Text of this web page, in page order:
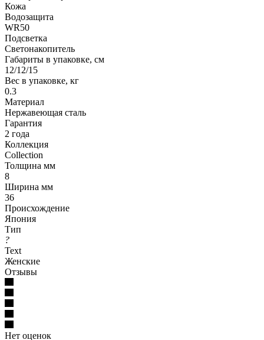
Кожа
Водозащита
WR50
Подсветка
Светонакопитель
Габариты в упаковке, см
12/12/15
Вес в упаковке, кг
0.3
Материал
Нержавеющая сталь
Гарантия
2 года
Коллекция
Collection
Толщина мм
8
Ширина мм
36
Происхождение
Япония
Тип
?
Text
Женские
Отзывы
Нет оценок